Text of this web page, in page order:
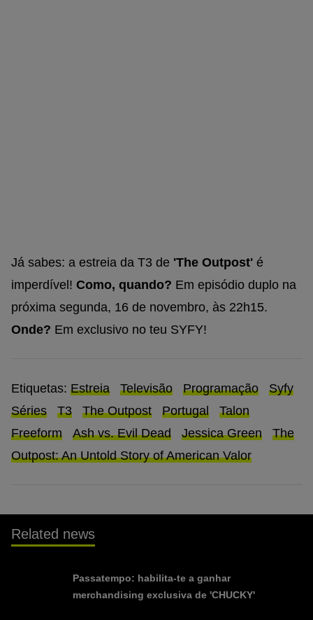
Já sabes: a estreia da T3 de 'The Outpost' é
imperdível! Como, quando? Em episódio duplo na
próxima segunda, 16 de novembro, às 22h15.
Onde? Em exclusivo no teu SYFY!
Etiquetas: Estreia Televisão Programação
Syfy
Séries
T3 The Outpost Portugal
Talon
Freeform
Ash vs. Evil Dead Jessica Green
The
Outpost: An Untold Story of American Valor
Related news
Passatempo: habilita-te a ganhar
merchandising exclusiva de 'CHUCKY'